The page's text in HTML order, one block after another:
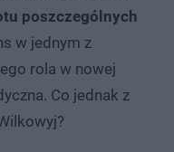
poszczególnych
w jednym z
rola w nowej
Co jednak z